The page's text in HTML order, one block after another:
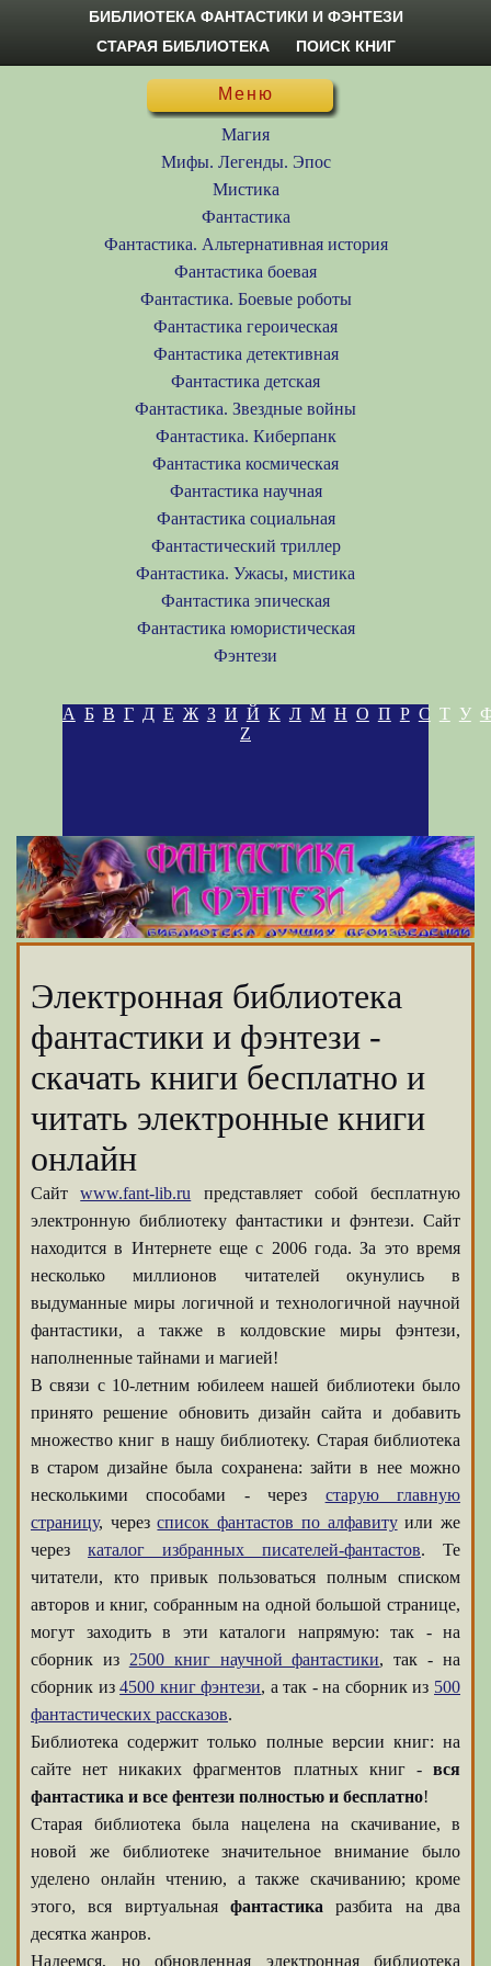
БИБЛИОТЕКА ФАНТАСТИКИ И ФЭНТЕЗИ
СТАРАЯ БИБЛИОТЕКА
ПОИСК КНИГ
Меню
Магия
Мифы. Легенды. Эпос
Мистика
Фантастика
Фантастика. Альтернативная история
Фантастика боевая
Фантастика. Боевые роботы
Фантастика героическая
Фантастика детективная
Фантастика детская
Фантастика. Звездные войны
Фантастика. Киберпанк
Фантастика космическая
Фантастика научная
Фантастика социальная
Фантастический триллер
Фантастика. Ужасы, мистика
Фантастика эпическая
Фантастика юмористическая
Фэнтези
А Б В Г Д Е Ж З И Й К Л М Н О П Р С Т У
Z
Электронная библиотека
фантастики и фэнтези -
скачать книги бесплатно и
читать электронные книги
онлайн
Сайтwww.fant-lib.ru представляет собой бесплатную
электронную библиотеку фантастики и фэнтези. Сайт
находится в Интернете еще с 2006 года. За это время
несколько миллионов читателей окунулись в
выдуманные миры логичной и технологичной научной
фантастики, а также в колдовские миры фэнтези,
наполненные тайнами и магией!
В связи с 10-летним юбилеем нашей библиотеки было
принято решение обновить дизайн сайта и добавить
множество книг в нашу библиотеку. Старая библиотека
в старом дизайне была сохранена: зайти в нее можно
несколькими способами - через старую главную
страницу, черезсписок фантастов по алфавитуили же
через каталог избранных писателей-фантастов. Те
читатели, кто привык пользоваться полным списком
авторов и книг, собранным на одной большой странице,
могут заходить в эти каталоги напрямую: так - на
сборник из 2500 книг научной фантастики, так - на
сборник из4500 книг фэнтези, а так - на сборник из 500
фантастических рассказов.
Библиотека содержит только полные версии книг: на
сайте нет никаких фрагментов платных книг - вся
фантастика и все фентези полностью и бесплатно!
Старая библиотека была нацелена на скачивание, в
новой же библиотеке значительное внимание было
уделено онлайн чтению, а также скачиванию; кроме
этого, вся виртуальная фантастика разбита на два
десятка жанров.
Надеемся, но обновленная электронная библиотека